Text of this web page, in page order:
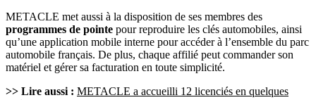
METACLE met aussi à la disposition de ses membres des
programmes de pointe pour reproduire les clés automobiles, ainsi
qu’une application mobile interne pour accéder à l’ensemble du parc
automobile français. De plus, chaque affilié peut commander son
matériel et gérer sa facturation en toute simplicité.
>> Lire aussi : METACLE a accueilli 12 licenciés en quelques